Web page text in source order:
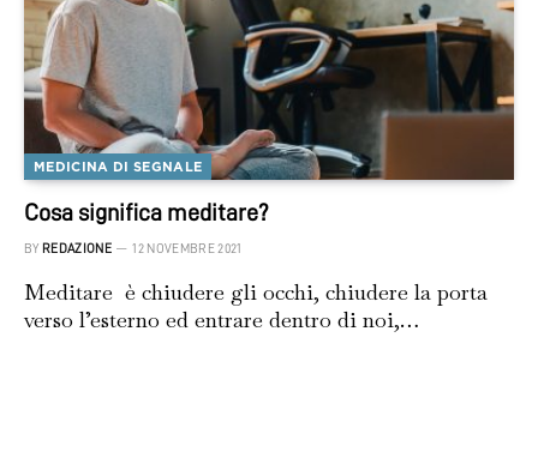
MEDICINA DI SEGNALE
Cosa significa meditare?
BY REDAZIONE 12 NOVEMBRE 2021
Meditare è chiudere gli occhi, chiudere la porta
verso l’esterno ed entrare dentro di noi,…